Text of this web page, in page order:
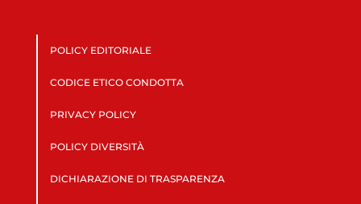
POLICY EDITORIALE
CODICE ETICO CONDOTTA
PRIVACY POLICY
POLICY DIVERSITÀ
DICHIARAZIONE DI TRASPARENZA